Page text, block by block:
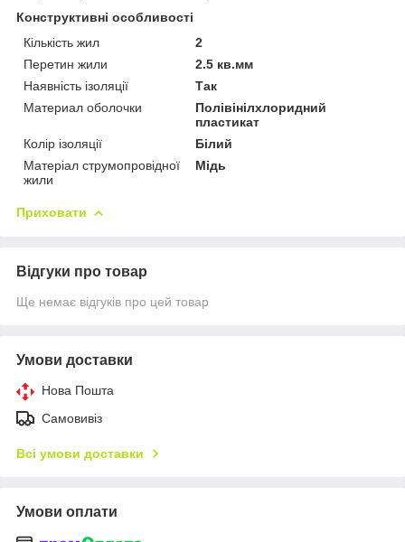
Конструктивні особливості
Кількість жил
2
Перетин жили
2.5 кв.мм
Наявність ізоляції
Так
Материал оболочки
Полівінілхлоридний
пластикат
Колір ізоляції
Білий
Матеріал струмопровідної
жили
Мідь
Приховати
Відгуки про товар
Ще немає відгуків про цей товар
Умови доставки
Нова Пошта
Самовивіз
Всі умови доставки
Умови оплати